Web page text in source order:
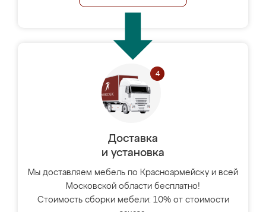
Доставка
и установка
Мы доставляем мебель по Красноармейску и всей
Московской области бесплатно!
Стоимость сборки мебели: 10% от стоимости